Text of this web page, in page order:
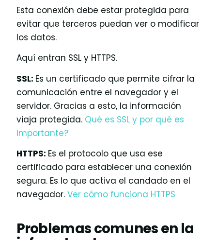
Esta conexión debe estar protegida para
evitar que terceros puedan ver o modificar
los datos.
Aquí entran SSL y HTTPS.
SSL: Es un certificado que permite cifrar la
comunicación entre el navegador y el
servidor. Gracias a esto, la información
viaja protegida. Qué es SSL y por qué es
importante?
HTTPS: Es el protocolo que usa ese
certificado para establecer una conexión
segura. Es lo que activa el candado en el
navegador. Ver cómo funciona HTTPS
Problemas comunes en la